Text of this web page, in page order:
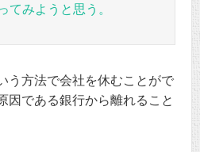
てみようと思う。
う方法で会社を休むことがで
因である銀行から離れること